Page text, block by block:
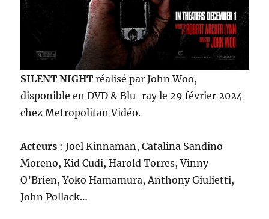
SILENT NIGHT réalisé par John Woo,
disponible en DVD & Blu-ray le 29 février 2024
chez Metropolitan Vidéo.
Acteurs : Joel Kinnaman, Catalina Sandino
Moreno, Kid Cudi, Harold Torres, Vinny
O’Brien, Yoko Hamamura, Anthony Giulietti,
John Pollack…